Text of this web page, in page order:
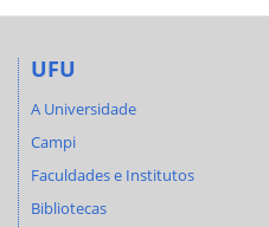
UFU
A Universidade
Campi
Faculdades e Institutos
Bibliotecas